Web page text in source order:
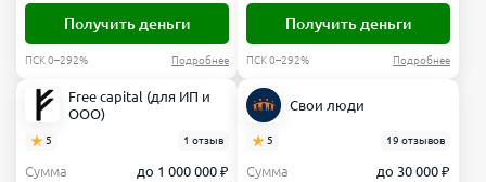
Получить деньги
ПСК 0–292% Подробнее
Получить деньги
ПСК 0–292% Подробнее
Free capital (для ИП и
ООО)
5 1 отзыв
Сумма
до 1 000 000 ₽
Свои люди
5 19 отзывов
Сумма
до 30 000 ₽